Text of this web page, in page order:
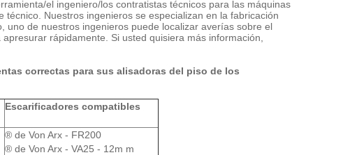
el ingeniero/los contratistas técnicos para las máquinas
Nuestros ingenieros se especializan en la fabricación
de nuestros ingenieros puede localizar averías sobre el
rápidamente. Si usted quisiera más información,
correctas para sus alisadoras del piso de los
Escarificadores compatibles
® de Von Arx - FR200
® de Von Arx - VA25 - 12m m